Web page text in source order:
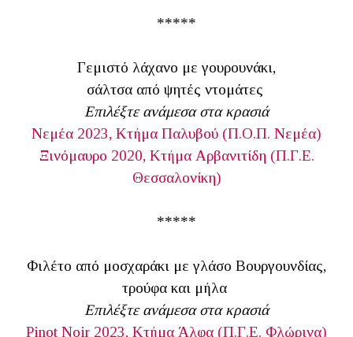
*****
Γεμιστό λάχανο με γουρουνάκι,
σάλτσα από ψητές ντομάτες
Επιλέξτε ανάμεσα στα κρασιά
Νεμέα 2023, Κτήμα Παλυβού (Π.Ο.Π. Νεμέα)
Ξινόμαυρο 2020, Κτήμα Αρβανιτίδη (Π.Γ.Ε.
Θεσσαλονίκη)
*****
Φιλέτο από μοσχαράκι με γλάσο Βουργουνδίας,
τρούφα και μήλα
Επιλέξτε ανάμεσα στα κρασιά
Pinot Noir 2023, Κτήμα Άλφα (Π.Γ.Ε. Φλώρινα)